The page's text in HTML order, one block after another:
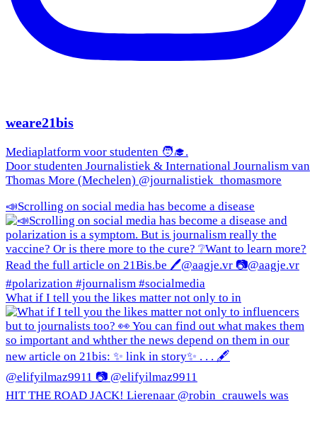
weare21bis
Mediaplatform voor studenten 🧑‍🎓.
Door studenten Journalistiek & International Journalism van
Thomas More (Mechelen) @journalistiek_thomasmore
📣Scrolling on social media has become a disease
What if I tell you the likes matter not only to in
HIT THE ROAD JACK! Lierenaar @robin_crauwels was